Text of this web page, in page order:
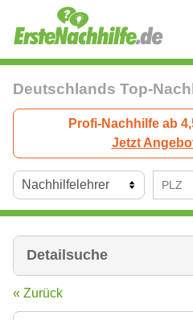
Deutschlands Top-
Profi-Nachhilfe ab
Jetzt
Detailsuche
« Zurück